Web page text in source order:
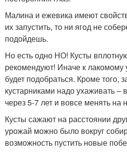
Малина и ежевика имеют
их запустить, то ни ягод не
подойдешь.
Но есть одно НО! Кусты
рекомендуют! Иначе к
будет подобраться. Кроме того,
кустарниками надо ухаживать –
через 5-7 лет и вовсе менять на
Кусты сажают на расстоянии
урожай можно было вокруг
возможность пустить новые